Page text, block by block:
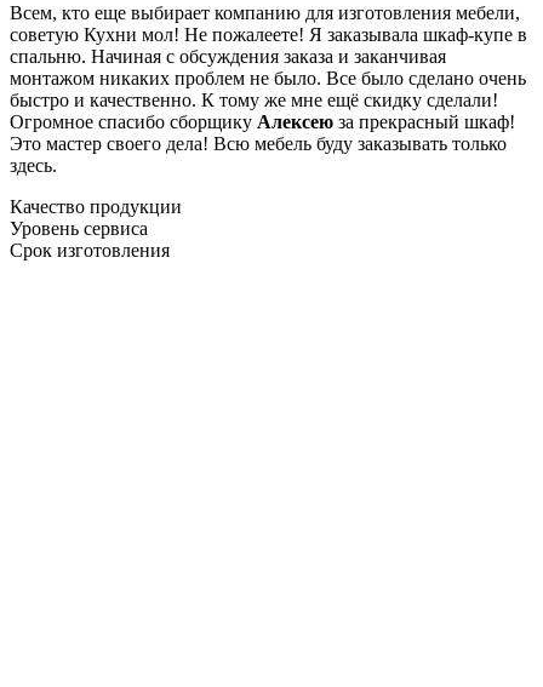
Всем, кто еще выбирает компанию для изготовления мебели,
советую Кухни мол! Не пожалеете! Я заказывала шкаф-купе в
спальню. Начиная с обсуждения заказа и заканчивая
монтажом никаких проблем не было. Все было сделано очень
быстро и качественно. К тому же мне ещё скидку сделали!
Огромное спасибо сборщику Алексею за прекрасный шкаф!
Это мастер своего дела! Всю мебель буду заказывать только
здесь.
Качество продукции
Уровень сервиса
Срок изготовления